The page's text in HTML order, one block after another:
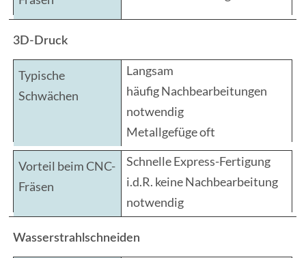
3D-Druck
Langsam
häufig Nachbearbeitungen
notwendig
Metallgefüge oft
ungleichmäßig
Schnelle Express-Fertigung
i.d.R. keine Nachbearbeitung
notwendig
Wasserstrahlschneiden